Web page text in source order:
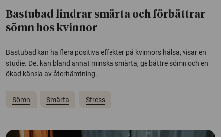
Bastubad lindrar smärta och förbättrar
sömn hos kvinnor
Bastubad kan ha flera positiva effekter på kvinnors hälsa, visar en
studie. Det kan bland annat minska smärta, ge bättre sömn och en
ökad känsla av återhämtning.
Sömn Smärta Stress